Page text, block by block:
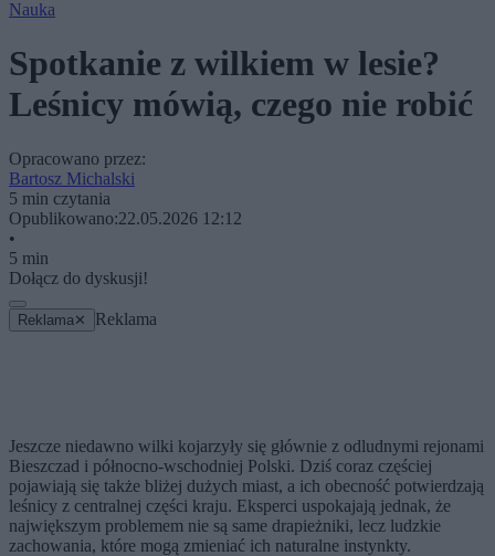
Nauka
Spotkanie z wilkiem w lesie?
Leśnicy mówią, czego nie robić
Opracowano przez:
Bartosz Michalski
5 min czytania
Opublikowano:22.05.2026 12:12
•
5 min
Dołącz do dyskusji!
Reklama ✕ Reklama
Jeszcze niedawno wilki kojarzyły się głównie z odludnymi rejonami
Bieszczad i północno-wschodniej Polski. Dziś coraz częściej
pojawiają się także bliżej dużych miast, a ich obecność potwierdzają
leśnicy z centralnej części kraju. Eksperci uspokajają jednak, że
największym problemem nie są same drapieżniki, lecz ludzkie
zachowania, które mogą zmieniać ich naturalne instynkty.